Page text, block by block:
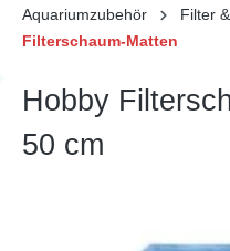
Aquariumzubehör Filter
Filterschaum-Matten
Hobby
50 cm
Bildergalerie überspringen